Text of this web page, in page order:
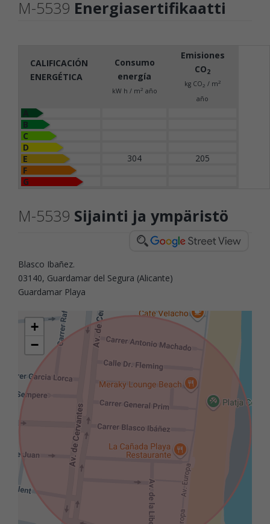
M-5539 Energiasertifikaatti
CALIFICACIÓN
ENERGÉTICA
Consumo
energía
kW h / m2 año
Emisiones
CO2
kg CO2 / m2
año
B
C
D
E
304
205
F
G
M-5539 Sijainti ja ympäristö
Blasco Ibañez.
03140, Guardamar del Segura (Alicante)
Guardamar Playa
+
−